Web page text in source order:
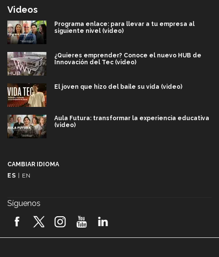
Videos
Programa enlace: para llevar a tu empresa al
siguiente nivel (video)
¿Quieres emprender? Conoce el nuevo HUB de
Innovación del Tec (video)
El joven que hizo del baile su vida (video)
Aula Futura: transformar la experiencia educativa
(video)
2026! (video)
CAMBIAR IDIOMA
ES | EN
Síguenos